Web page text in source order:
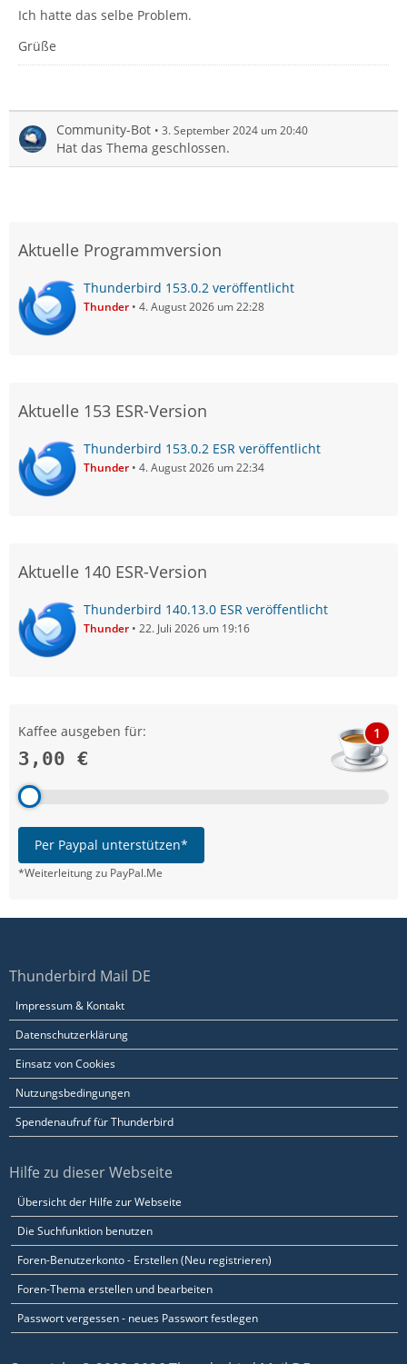
Ich hatte das selbe Problem.
Grüße
Community-Bot 3. September 2024 um 20:40
Hat das Thema geschlossen.
Aktuelle Programmversion
Thunderbird 153.0.2 veröffentlicht
Thunder 4. August 2026 um 22:28
Aktuelle 153 ESR-Version
Thunderbird 153.0.2 ESR veröffentlicht
Thunder 4. August 2026 um 22:34
Aktuelle 140 ESR-Version
Thunderbird 140.13.0 ESR veröffentlicht
Thunder 22. Juli 2026 um 19:16
Kaffee ausgeben für:
3,00 €
1
Per Paypal unterstützen*
*Weiterleitung zu PayPal.Me
Thunderbird Mail DE
Impressum & Kontakt
Datenschutzerklärung
Einsatz von Cookies
Nutzungsbedingungen
Spendenaufruf für Thunderbird
Hilfe zu dieser Webseite
Übersicht der Hilfe zur Webseite
Die Suchfunktion benutzen
Foren-Benutzerkonto - Erstellen (Neu registrieren)
Foren-Thema erstellen und bearbeiten
Passwort vergessen - neues Passwort festlegen